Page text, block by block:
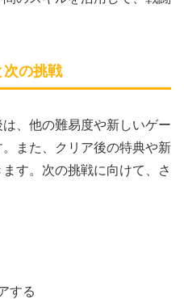
次の挑戦
、他の難易度や新しいゲー
また、クリア後の特典や新
す。次の挑戦に向けて、さ
する